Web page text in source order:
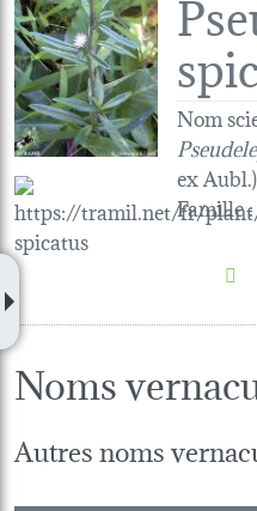
Nom
ex
Famille
Noms
Autres noms